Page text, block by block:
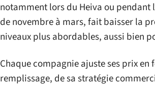
notamment lors du Heiva ou pendant
de novembre à mars, fait baisser la
niveaux plus abordables, aussi bien
Chaque compagnie ajuste ses prix
remplissage, de sa stratégie